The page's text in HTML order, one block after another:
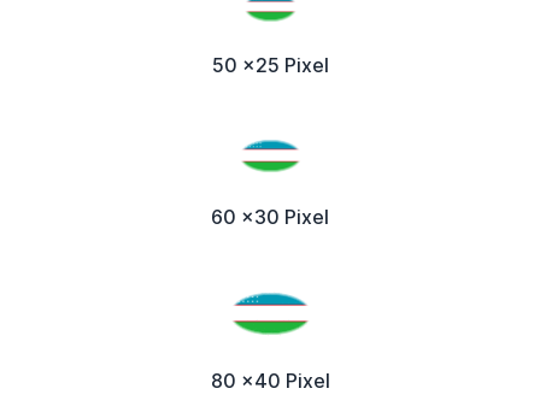
50 x25 Pixel
60 x30 Pixel
80 x40 Pixel